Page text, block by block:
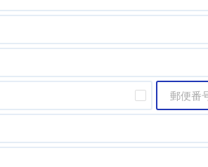
郵便番